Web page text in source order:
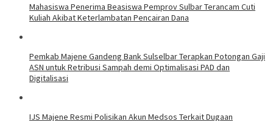
Mahasiswa Penerima Beasiswa Pemprov Sulbar Terancam Cuti
Kuliah Akibat Keterlambatan Pencairan Dana
Pemkab Majene Gandeng Bank Sulselbar Terapkan Potongan Gaji
ASN untuk Retribusi Sampah demi Optimalisasi PAD dan
Digitalisasi
IJS Majene Resmi Polisikan Akun Medsos Terkait Dugaan